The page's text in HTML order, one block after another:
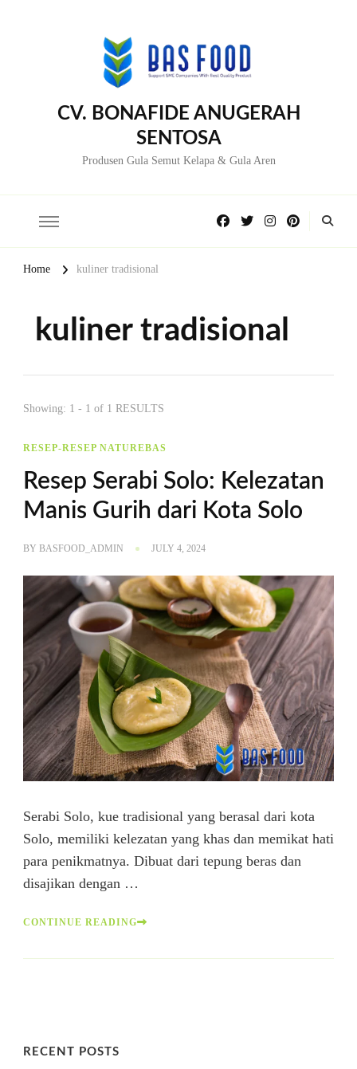
CV. BONAFIDE ANUGERAH
SENTOSA
Produsen Gula Semut Kelapa & Gula Aren
Home kuliner tradisional
kuliner tradisional
Showing: 1 - 1 of 1 RESULTS
RESEP-RESEP NATUREBAS
Resep Serabi Solo: Kelezatan
Manis Gurih dari Kota Solo
BY BASFOOD_ADMIN JULY 4, 2024
Serabi Solo, kue tradisional yang berasal dari kota
Solo, memiliki kelezatan yang khas dan memikat hati
para penikmatnya. Dibuat dari tepung beras dan
disajikan dengan …
CONTINUE READING
RECENT POSTS